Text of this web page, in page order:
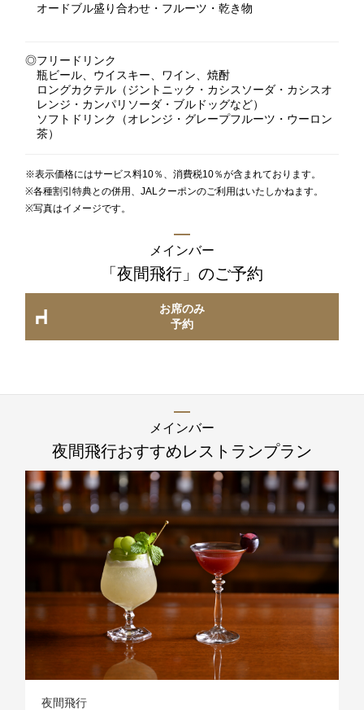
オードブル盛り合わせ・フルーツ・乾き物
◎フリードリンク
瓶ビール、ウイスキー、ワイン、焼酎
ロングカクテル（ジントニック・カシスソーダ・カシスオ
レンジ・カンパリソーダ・ブルドッグなど）
ソフトドリンク（オレンジ・グレープフルーツ・ウーロン
茶）
※表示価格にはサービス料10％、消費税10％が含まれております。
※各種割引特典との併用、JALクーポンのご利用はいたしかねます。
※写真はイメージです。
メインバー
「夜間飛行」 のご予約
お席のみ
予約
メインバー
夜間飛行おすすめレストランプラン
夜間飛行
弁慶
お席のご予約
TEL 092-482-1165
1F
お席のご予約
TEL 092-482-1167
お席のご予約
TEL 092-482-1168
以下のレストランをご利用の場合はお問合せフォームからご
連絡頂けますようお願いします
2F 寿司
銀明翠 博多